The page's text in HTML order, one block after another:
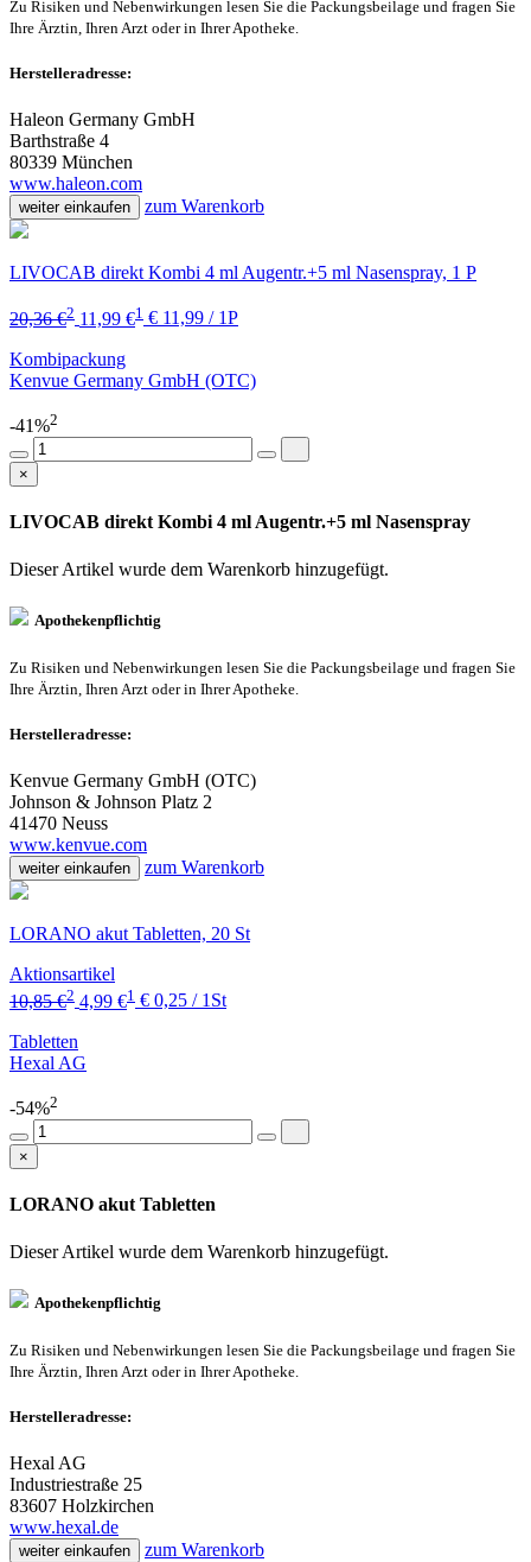
Zu Risiken und Nebenwirkungen lesen Sie die Packungsbeilage und fragen Sie
Ihre Ärztin, Ihren Arzt oder in Ihrer Apotheke.
Herstelleradresse:
Haleon Germany GmbH
Barthstraße 4
80339 München
www.haleon.com
weiter einkaufen zum Warenkorb
LIVOCAB direkt Kombi 4 ml Augentr.+5 ml Nasenspray, 1 P
20,36 €2 11,99 €1 € 11,99 / 1P
Kombipackung
Kenvue Germany GmbH (OTC)
-41%2
×
LIVOCAB direkt Kombi 4 ml Augentr.+5 ml Nasenspray
Dieser Artikel wurde dem Warenkorb hinzugefügt.
Apothekenpflichtig
Zu Risiken und Nebenwirkungen lesen Sie die Packungsbeilage und fragen Sie
Ihre Ärztin, Ihren Arzt oder in Ihrer Apotheke.
Herstelleradresse:
Kenvue Germany GmbH (OTC)
Johnson & Johnson Platz 2
41470 Neuss
www.kenvue.com
weiter einkaufen zum Warenkorb
LORANO akut Tabletten, 20 St
Aktionsartikel
10,85 €2 4,99 €1 € 0,25 / 1St
Tabletten
Hexal AG
-54%2
×
LORANO akut Tabletten
Dieser Artikel wurde dem Warenkorb hinzugefügt.
Apothekenpflichtig
Zu Risiken und Nebenwirkungen lesen Sie die Packungsbeilage und fragen Sie
Ihre Ärztin, Ihren Arzt oder in Ihrer Apotheke.
Herstelleradresse:
Hexal AG
Industriestraße 25
83607 Holzkirchen
www.hexal.de
weiter einkaufen zum Warenkorb